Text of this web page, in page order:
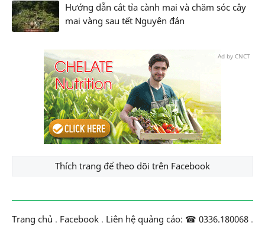
Hướng dẫn cắt tỉa cành mai và chăm sóc cây
mai vàng sau tết Nguyên đán
Ad by CNCT
Thích trang để theo dõi trên Facebook
Trang chủ . Facebook . Liên hệ quảng cáo: ☎ 0336.180068 .